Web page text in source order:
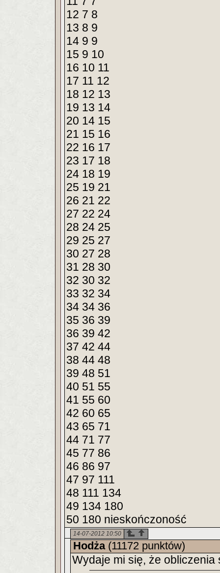
12 7 8
13 8 9
14 9 9
15 9 10
16 10 11
17 11 12
18 12 13
19 13 14
20 14 15
21 15 16
22 16 17
23 17 18
24 18 19
25 19 21
26 21 22
27 22 24
28 24 25
29 25 27
30 27 28
31 28 30
32 30 32
33 32 34
34 34 36
35 36 39
36 39 42
37 42 44
38 44 48
39 48 51
40 51 55
41 55 60
42 60 65
43 65 71
44 71 77
45 77 86
46 86 97
47 97 111
48 111 134
49 134 180
50 180 nieskończoność
14-07-2012 10:50
Hodża(11172 punktów)
Wydaje mi się, że